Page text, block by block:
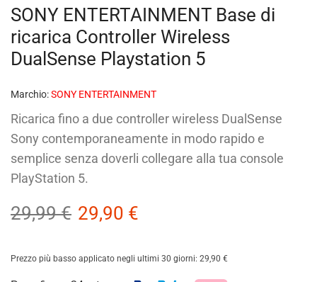
SONY ENTERTAINMENT Base di
ricarica Controller Wireless
DualSense Playstation 5
Marchio:SONY ENTERTAINMENT
Ricarica fino a due controller wireless DualSense
Sony contemporaneamente in modo rapido e
semplice senza doverli collegare alla tua console
PlayStation 5.
29,99€ 29,90 €
Prezzo più basso applicato negli ultimi 30 giorni: 29,90 €